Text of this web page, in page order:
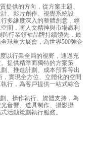
提供的方向，從方案主題、
、影片創作、視覺系統設
多維度深入的整體創意，經
間，將人文精神與市場贏利
行業領袖品牌持續領先，最
球重大展會，為世界500強企
以行業全局的視野，通過充
提供精準而獨特的方案策
、推進計劃、成本預算等出
實現全方位、立體化的空間
行，為客戶提供一站式綜合
、操作執行、媒體支持，為
音響、道具制作、攝影攝
活動策劃執行服務。